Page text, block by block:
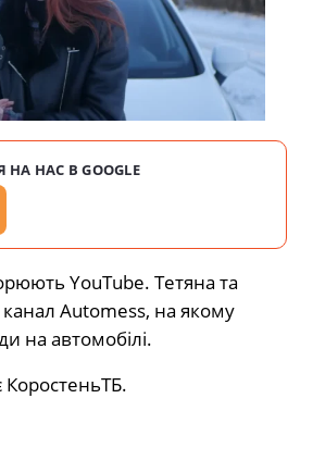
НАС В GOOGLE
YouTube. Тетяна та
канал Automess, на якому
на автомобілі.